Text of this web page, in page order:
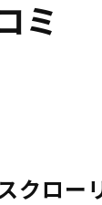
ミ
クロー